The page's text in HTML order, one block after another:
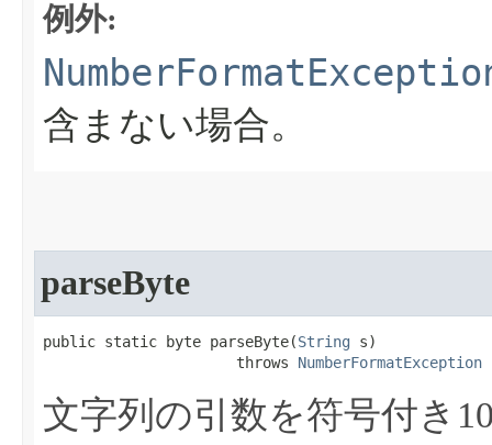
例外:
含まない場合。
parseByte
public static byte parseByte​(String s)
                      throws
NumberFormatException
文字列の引数を符号付き